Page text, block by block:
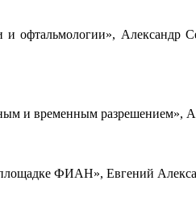
офтальмологии», Александр
и временным разрешением»,
ФИАН», Евгений